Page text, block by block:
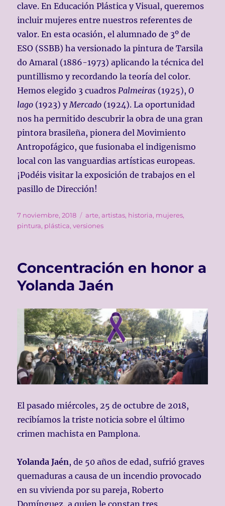
clave. En Educación Plástica y Visual, queremos
incluir mujeres entre nuestros referentes de
valor. En esta ocasión, el alumnado de 3º de
ESO (SSBB) ha versionado la pintura de Tarsila
do Amaral (1886-1973) aplicando la técnica del
puntillismo y recordando la teoría del color.
Hemos elegido 3 cuadros Palmeiras (1925), O
lago (1923) y Mercado (1924). La oportunidad
nos ha permitido descubrir la obra de una gran
pintora brasileña, pionera del Movimiento
Antropofágico, que fusionaba el indigenismo
local con las vanguardias artísticas europeas.
¡Podéis visitar la exposición de trabajos en el
pasillo de Dirección!
Publicado
el
7 noviembre, 2018 Etiquetas
arte,artistas, historia, mujeres,
pintura, plástica,versiones
Concentración en honor a
Yolanda Jaén
El pasado miércoles, 25 de octubre de 2018,
recibíamos la triste noticia sobre el último
crimen machista en Pamplona.
Yolanda Jaén, de 50 años de edad, sufrió graves
quemaduras a causa de un incendio provocado
en su vivienda por su pareja, Roberto